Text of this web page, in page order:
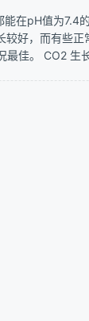
在pH值为7.4
好，而有些
最佳。 CO2